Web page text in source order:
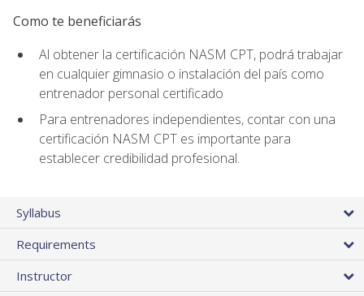
Como te beneficiarás
Al obtener la certificación NASM CPT, podrá trabajar
en cualquier gimnasio o instalación del país como
entrenador personal certificado
Para entrenadores independientes, contar con una
certificación NASM CPT es importante para
establecer credibilidad profesional.
Syllabus
Requirements
Instructor